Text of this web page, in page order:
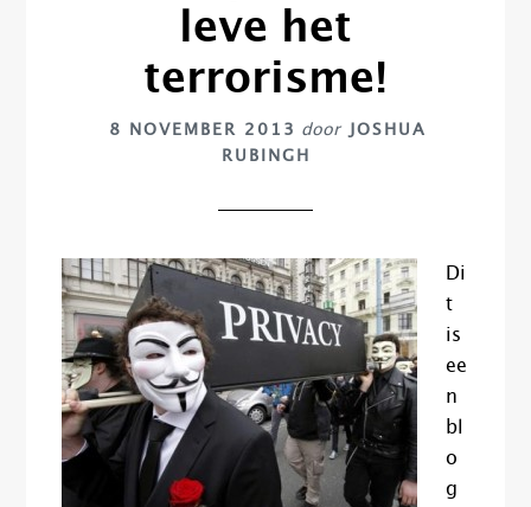
leve het
terrorisme!
8 NOVEMBER 2013 door
JOSHUA
RUBINGH
Di
t
is
ee
n
bl
o
g